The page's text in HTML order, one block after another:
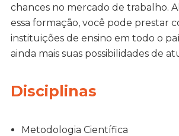
chances no mercado de trabalho.
essa formação, você pode prestar
instituições de ensino em todo o
ainda mais suas possibilidades de
Disciplinas
Metodologia Científica